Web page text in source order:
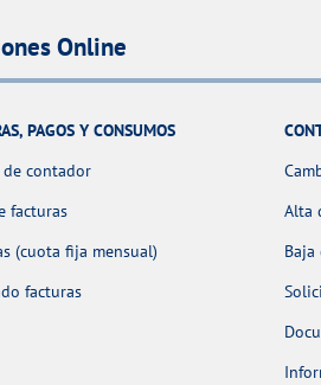
Online
PAGOS Y CONSUMOS
de contador
facturas
(cuota fija mensual)
facturas
Alta